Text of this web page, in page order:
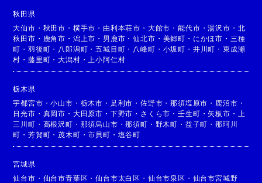
秋田県
大仙市 ・ 秋田市 ・ 横手市 ・ 由利本荘市 ・ 大館市 ・能代市 ・湯沢市 ・ 北
秋田市 ・ 鹿角市 ・ 潟上市 ・ 男鹿市 ・仙北市 ・ 美郷町 ・ にかほ市 ・ 三種
町 ・羽後町 ・ 八郎潟町 ・五城目町 ・ 八峰町 ・ 小坂町 ・ 井川町 ・ 東成瀬
村 ・藤里町 ・大潟村 ・ 上小阿仁村
栃木県
宇都宮市 ・小山市 ・ 栃木市 ・ 足利市 ・佐野市 ・那須塩原市 ・ 鹿沼市 ・
日光市 ・ 真岡市 ・ 大田原市 ・ 下野市 ・ さくら市 ・壬生町 ・矢板市 ・
上
三川町 ・ 高根沢町 ・ 那須烏山市 ・那須町 ・ 野木町 ・ 益子町 ・那珂川
町 ・芳賀町 ・ 茂木町 ・市貝町 ・ 塩谷町
宮城県
仙台市 ・ 仙台市青葉区 ・仙台市太白区 ・ 仙台市泉区 ・ 仙台市宮城野